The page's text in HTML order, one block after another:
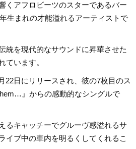
くアフロビーツのスターであるバー
生まれの才能溢れるアーティストで
統を現代的なサウンドに昇華させた
ています。
22日にリリースされ、彼の7枚目のス
』からの感動的なシングルで
るキャッチーでグルーヴ感溢れるサ
イブ中の車内を明るくしてくれるこ